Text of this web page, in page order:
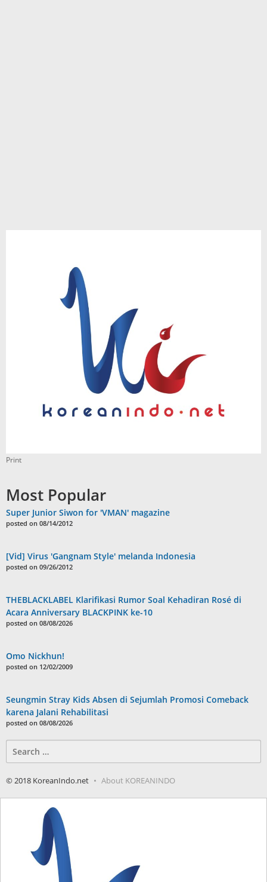
Print
Most Popular
Super Junior Siwon for 'VMAN' magazine
posted on 08/14/2012
[Vid] Virus 'Gangnam Style' melanda Indonesia
posted on 09/26/2012
THEBLACKLABEL Klarifikasi Rumor Soal Kehadiran Rosé di
Acara Anniversary BLACKPINK ke-10
posted on 08/08/2026
Omo Nickhun!
posted on 12/02/2009
Seungmin Stray Kids Absen di Sejumlah Promosi Comeback
karena Jalani Rehabilitasi
posted on 08/08/2026
for:
© 2018 KoreanIndo.net About KOREANINDO